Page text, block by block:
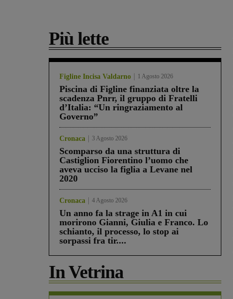
Più lette
Figline Incisa Valdarno 1 Agosto 2026
Piscina di Figline finanziata oltre la
scadenza Pnrr, il gruppo di Fratelli
d’Italia: “Un ringraziamento al
Governo”
Cronaca 3 Agosto 2026
Scomparso da una struttura di
Castiglion Fiorentino l’uomo che
aveva ucciso la figlia a Levane nel
2020
Cronaca 4 Agosto 2026
Un anno fa la strage in A1 in cui
morirono Gianni, Giulia e Franco. Lo
schianto, il processo, lo stop ai
sorpassi fra tir....
In Vetrina